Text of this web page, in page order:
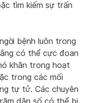
tìm kiếm sự trấn
bệnh luôn trong
có thể cực đoan
khăn trong hoạt
trong các mối
tự tử. Các chuyên